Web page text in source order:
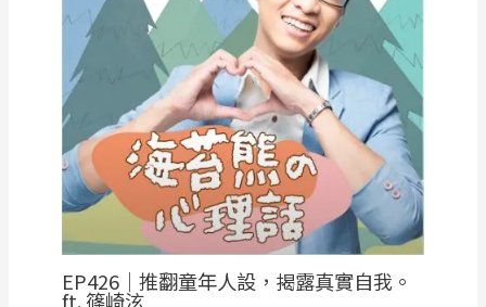
EP426｜推翻童年人設，揭露真實自我。
ft. 篠崎泫